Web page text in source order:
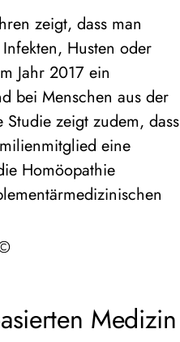
zeigt, dass man
Husten oder
Jahr 2017 ein
bei Menschen aus der
zeigt zudem, dass
eine
Homöopathie
Medizin